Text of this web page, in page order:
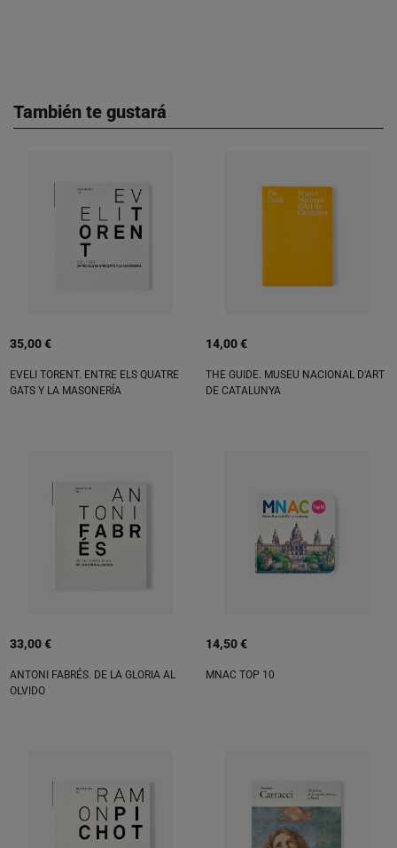
También te gustará
35,00 €
EVELI TORENT. ENTRE ELS QUATRE
GATS Y LA MASONERÍA
14,00 €
THE GUIDE. MUSEU NACIONAL D'ART
DE CATALUNYA
33,00 €
ANTONI FABRÉS. DE LA GLORIA AL
OLVIDO
14,50 €
MNAC TOP 10